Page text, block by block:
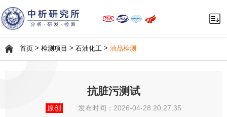
首页> 检测项目 > 石油化工 > 油品检测
抗脏污测试
原创
发布时间：2026-04-28 20:27:35